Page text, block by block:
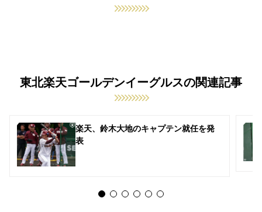
東北楽天ゴールデンイーグルスの関連記事
楽天、鈴木大地のキャプテン就任を発
表